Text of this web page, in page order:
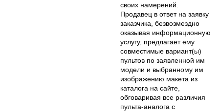
своих намерений.
Продавец в ответ на заявку
заказчика, безвозмездно
оказывая информационную
услугу, предлагает ему
совместимые вариант(ы)
пультов по заявленной им
модели и выбранному им
изображению макета из
каталога на сайте,
обговаривая все различия
пульта-аналога с